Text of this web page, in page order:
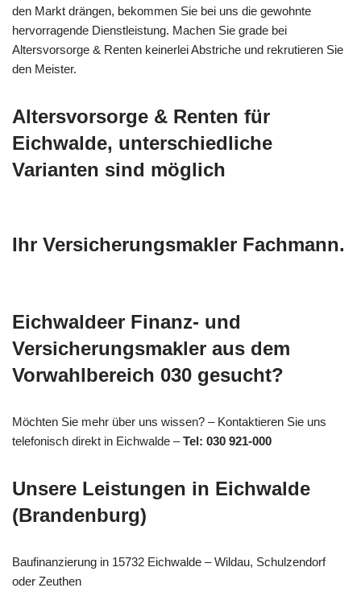
den Markt drängen, bekommen Sie bei uns die gewohnte
hervorragende Dienstleistung. Machen Sie grade bei
Altersvorsorge & Renten keinerlei Abstriche und rekrutieren Sie
den Meister.
Altersvorsorge & Renten für
Eichwalde, unterschiedliche
Varianten sind möglich
Ihr Versicherungsmakler Fachmann.
Eichwaldeer Finanz- und
Versicherungsmakler aus dem
Vorwahlbereich 030 gesucht?
Möchten Sie mehr über uns wissen? – Kontaktieren Sie uns
telefonisch direkt in Eichwalde –Tel: 030 921-000
Unsere Leistungen in Eichwalde
(Brandenburg)
Baufinanzierung in 15732 Eichwalde – Wildau, Schulzendorf
oder Zeuthen